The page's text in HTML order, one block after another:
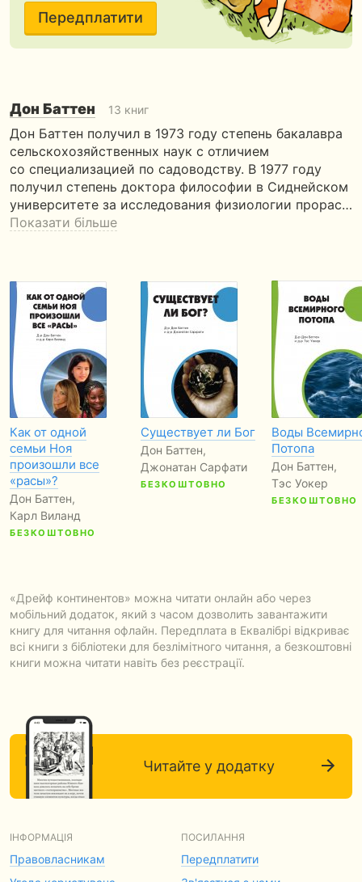
Передплатити
Дон Баттен 13 книг
Дон Баттен получил в 1973 году степень бакалавра
сельскохозяйственных наук с отличием
со специализацией по садоводству. В 1977 году
получил степень доктора философии в Сиднейском
университете за исследования физиологии прорас…
Показати більше
Как от одной
семьи Ноя
произошли все
«расы»?
Дон Баттен,
Карл Виланд
БЕЗКОШТОВНО
Существует ли Бог
Дон Баттен,
Джонатан Сарфати
БЕЗКОШТОВНО
Воды
Потопа
Дон Баттен,
Тэс Уокер
БЕЗКОШТОВНО
«Дрейф континентов» можна читати онлайн або через
мобільний додаток, який з часом дозволить завантажити
книгу для читання офлайн. Передплата в Еквалібрі відкриває
всі книги з бібліотеки для безлімітного читання, а безкоштовні
книги можна читати навіть без реєстрації.
Читайте у додатку
ІНФОРМАЦІЯ
Правовласникам
ПОСИЛАННЯ
Передплатити